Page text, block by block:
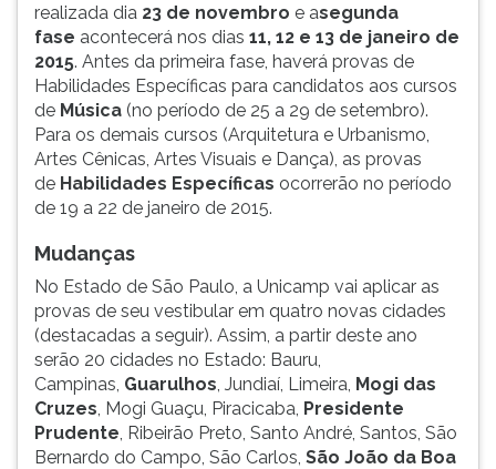
(primeira
tecla
direita
Para
principal
pressione
tecla
depois
Pressione
realizada dia 23 de novembro e asegunda
fase acontecerá nos dias 11, 12 e 13 de janeiro de
2015. Antes da primeira fase, haverá provas de
Habilidades Específicas para candidatos aos cursos
de Música (no período de 25 a 29 de setembro).
Para os demais cursos (Arquitetura e Urbanismo,
Artes Cênicas, Artes Visuais e Dança), as provas
de Habilidades Específicas ocorrerão no período
de 19 a 22 de janeiro de 2015.
Mudanças
No Estado de São Paulo, a Unicamp vai aplicar as
provas de seu vestibular em quatro novas cidades
(destacadas a seguir). Assim, a partir deste ano
serão 20 cidades no Estado: Bauru,
Campinas, Guarulhos, Jundiaí, Limeira, Mogi das
Cruzes, Mogi Guaçu, Piracicaba, Presidente
Prudente, Ribeirão Preto, Santo André, Santos, São
Bernardo do Campo, São Carlos, São João da Boa